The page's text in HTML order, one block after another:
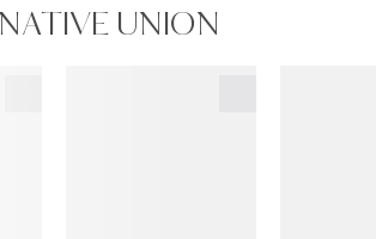
UNION